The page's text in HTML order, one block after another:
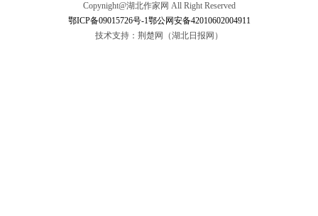
Copynight@湖北作家网 All Right Reserved
鄂ICP备09015726号-1鄂公网安备42010602004911
技术支持：荆楚网（湖北日报网）